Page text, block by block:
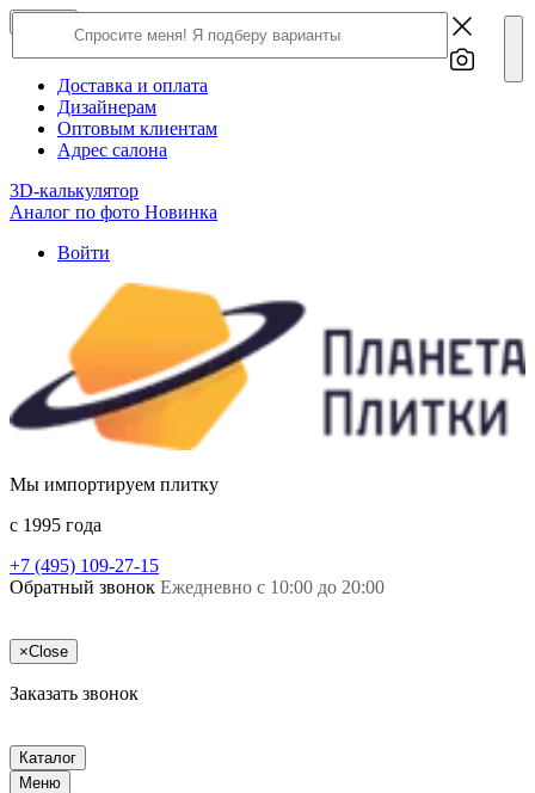
О компании
Доставка и оплата
Дизайнерам
Оптовым клиентам
Адрес салона
3D-калькулятор
Аналог по фото Новинка
Войти
Мы импортируем плитку
c 1995 года
+7 (495) 109-27-15
Обратный звонок Ежедневно с 10:00 до 20:00
×Close
Заказать звонок
Каталог
Меню